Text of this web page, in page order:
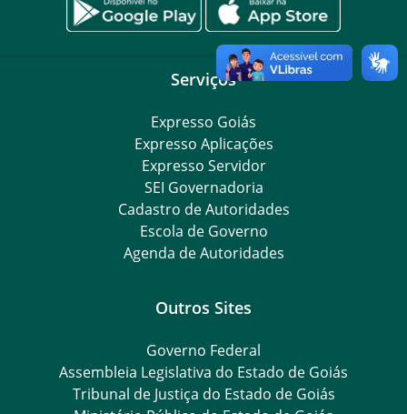
Serviços
Expresso Goiás
Expresso Aplicações
Expresso Servidor
SEI Governadoria
Cadastro de Autoridades
Escola de Governo
Agenda de Autoridades
Outros Sites
Governo Federal
Assembleia Legislativa do Estado de Goiás
Tribunal de Justiça do Estado de Goiás